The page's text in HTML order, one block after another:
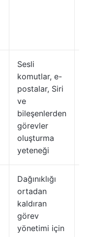
Sesli
komutlar, e-
postalar, Siri
ve
bileşenlerden
görevler
oluşturma
yeteneği
Dağınıklığı
ortadan
kaldıran
görev
yönetimi için